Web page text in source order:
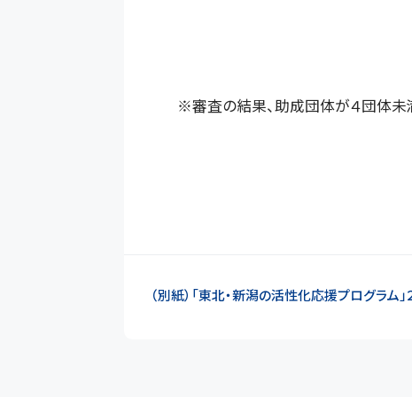
※審査の結果、助成団体が４団体未
（別紙）「東北・新潟の活性化応援プログラム